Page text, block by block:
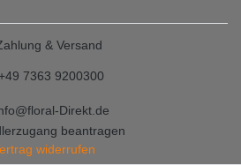
& Versand
7363 9200300
Direkt.de
beantragen
widerrufen